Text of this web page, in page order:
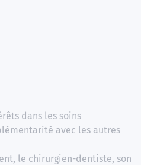
dans les soins
avec les autres
le chirurgien-dentiste, son